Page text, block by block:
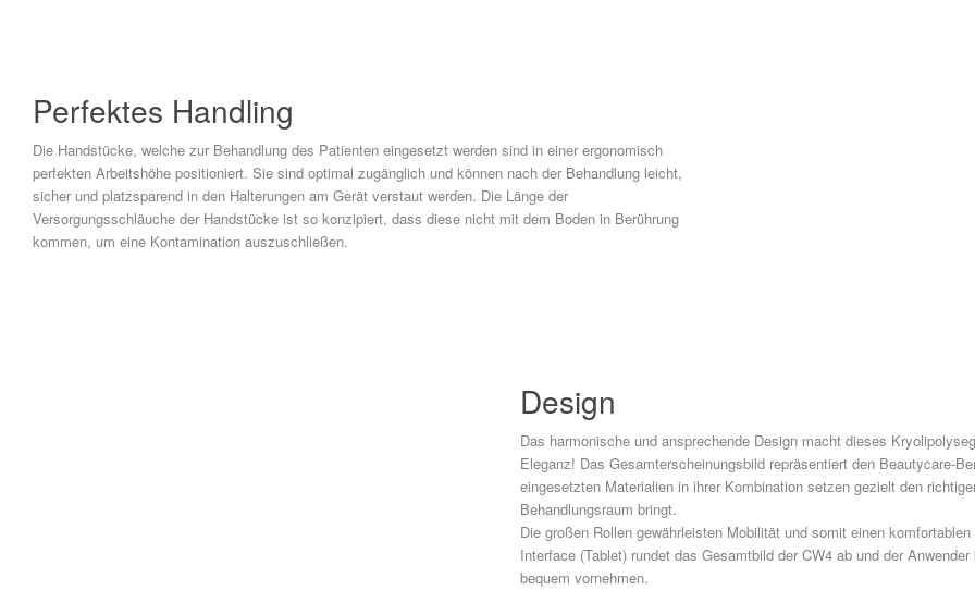
Perfektes Handling
Die Handstücke, welche zur Behandlung des Patienten eingesetzt werden sind in einer ergonomisch
perfekten Arbeitshöhe positioniert. Sie sind optimal zugänglich und können nach der Behandlung leicht,
sicher und platzsparend in den Halterungen am Gerät verstaut werden. Die Länge der
Versorgungsschläuche der Handstücke ist so konzipiert, dass diese nicht mit dem Boden in Berührung
kommen, um eine Kontamination auszuschließen.
Design
Das harmonische und ansprechende Design macht dieses
Eleganz! Das Gesamterscheinungsbild repräsentiert den Beautycare-
eingesetzten Materialien in ihrer Kombination setzen gezielt den
Behandlungsraum bringt.
Die großen Rollen gewährleisten Mobilität und somit einen
Interface (Tablet) rundet das Gesamtbild der CW4 ab und der
bequem vornehmen.